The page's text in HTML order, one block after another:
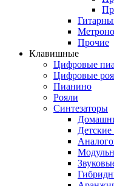
Прочие
Клавишные
Цифровые
Цифровые
Пианино
Рояли
Синтезаторы
Детские